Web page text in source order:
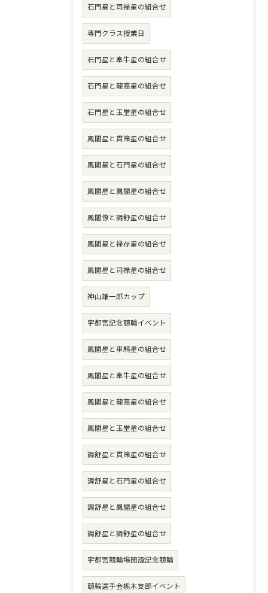
石門星と司禄星の組合せ
専門クラス授業日
石門星と牽牛星の組合せ
石門星と龍高星の組合せ
石門星と玉堂星の組合せ
鳳閣星と貫策星の組合せ
鳳閣星と石門星の組合せ
鳳閣星と鳳閣星の組合せ
鳳閣僚と調舒星の組合せ
鳳閣星と禄存星の組合せ
鳳閣星と司禄星の組合せ
神山雄一郎カップ
宇都宮記念競輪イベント
鳳閣星と車騎星の組合せ
鳳閣星と牽牛星の組合せ
鳳閣星と龍高星の組合せ
鳳閣星と玉堂星の組合せ
調舒星と貫策星の組合せ
調舒星と石門星の組合せ
調舒星と鳳閣星の組合せ
調舒星と調舒星の組合せ
宇都宮競輪場開設記念競輪
競輪選手会栃木支部イベント